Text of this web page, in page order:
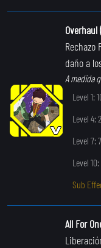
Rechazo
daño a
A medida
Level 1:
Level 4:
Level 7:
Level
Sub
All For